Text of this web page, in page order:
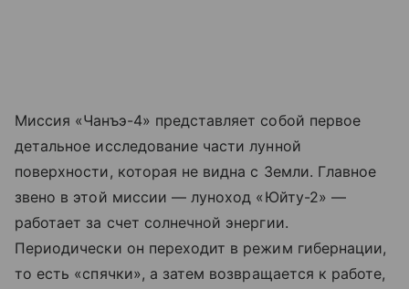
Миссия «Чанъэ-4» представляет собой первое
детальное исследование части лунной
поверхности, которая не видна с Земли. Главное
звено в этой миссии — луноход «Юйту-2» —
работает за счет солнечной энергии.
Периодически он переходит в режим гибернации,
то есть «спячки», а затем возвращается к работе,